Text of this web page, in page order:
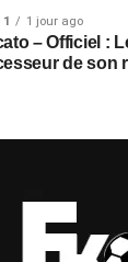
1 1 jour ago
– Officiel :
de son